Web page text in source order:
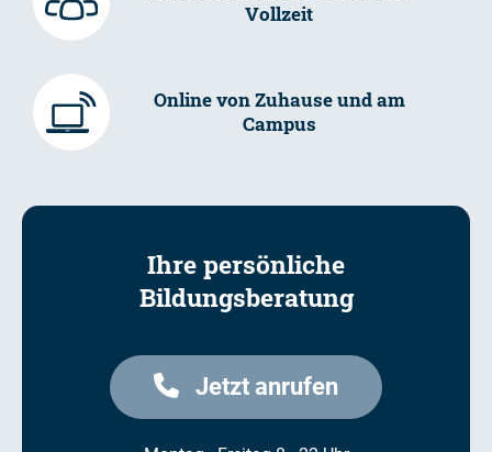
Vollzeit
Online von Zuhause und am
Campus
Ihre persönliche
Bildungsberatung
Jetzt anrufen